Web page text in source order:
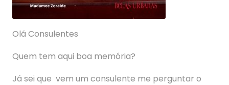
Olá Consulentes
Quem tem aqui boa memória?
Já sei que vem um consulente me perguntar o